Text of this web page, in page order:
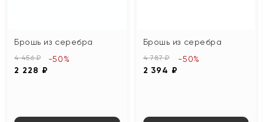
Брошь из серебра
4 456 ₽
2 228 ₽
-50%
Брошь из серебра
4 787 ₽
2 394 ₽
-50%